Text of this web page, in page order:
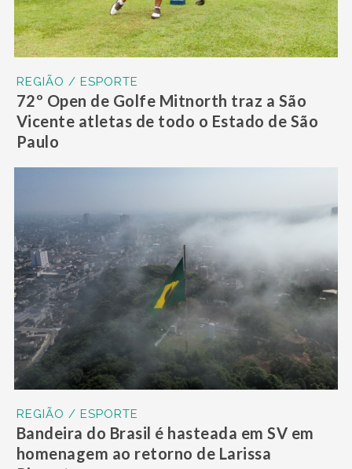
REGIÃO / ESPORTE
72º Open de Golfe Mitnorth traz a São
Vicente atletas de todo o Estado de São
Paulo
REGIÃO / ESPORTE
Bandeira do Brasil é hasteada em SV em
homenagem ao retorno de Larissa